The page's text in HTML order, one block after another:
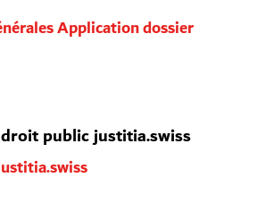
Application dossier
public justitia.swiss